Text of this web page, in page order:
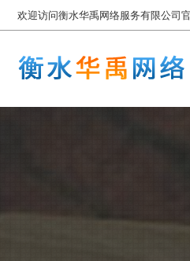
欢迎访问衡水华禹网络服务有限公司